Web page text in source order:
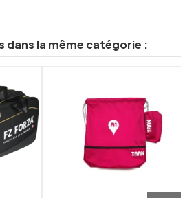
dans la même catégorie :
shuffle
favorite_border
visibility
favorite_border